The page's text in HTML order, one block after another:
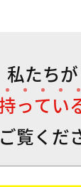
私たちが
ってい
覧くだ